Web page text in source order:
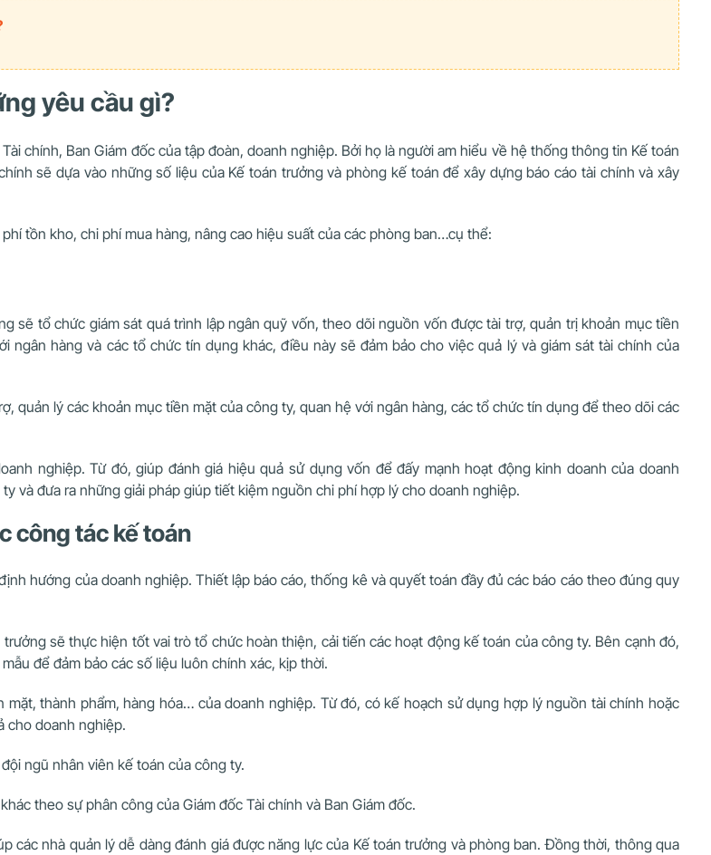
yêu cầu gì?
chính, Ban Giám đốc của tập đoàn, doanh nghiệp. Bởi họ là người am hiểu về hệ thống thông tin Kế toán
sẽ dựa vào những số liệu của Kế toán trưởng và phòng kế toán để xây dựng báo cáo tài chính và xây
tồn kho, chi phí mua hàng, nâng cao hiệu suất của các phòng ban…cụ thể:
sẽ tổ chức giám sát quá trình lập ngân quỹ vốn, theo dõi nguồn vốn được tài trợ, quản trị khoản mục tiền
hàng và các tổ chức tín dụng khác, điều này sẽ đảm bảo cho việc quả lý và giám sát tài chính của
quản lý các khoản mục tiền mặt của công ty, quan hệ với ngân hàng, các tổ chức tín dụng để theo dõi các
nghiệp. Từ đó, giúp đánh giá hiệu quả sử dụng vốn để đấy mạnh hoạt động kinh doanh của doanh
và đưa ra những giải pháp giúp tiết kiệm nguồn chi phí hợp lý cho doanh nghiệp.
công tác kế toán
hướng của doanh nghiệp. Thiết lập báo cáo, thống kê và quyết toán đầy đủ các báo cáo theo đúng quy
sẽ thực hiện tốt vai trò tổ chức hoàn thiện, cải tiến các hoạt động kế toán của công ty. Bên cạnh đó,
để đảm bảo các số liệu luôn chính xác, kịp thời.
thành phẩm, hàng hóa… của doanh nghiệp. Từ đó, có kế hoạch sử dụng hợp lý nguồn tài chính hoặc
cho doanh nghiệp.
ngũ nhân viên kế toán của công ty.
theo sự phân công của Giám đốc Tài chính và Ban Giám đốc.
các nhà quản lý dễ dàng đánh giá được năng lực của Kế toán trưởng và phòng ban. Đồng thời, thông qua